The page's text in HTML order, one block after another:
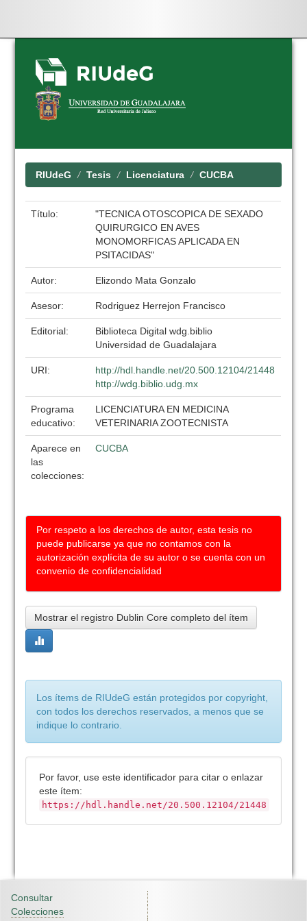
Skip
navigation
RIUdeG Tesis Licenciatura CUCBA
Título:
"TECNICA OTOSCOPICA DE SEXADO
QUIRURGICO EN AVES
MONOMORFICAS APLICADA EN
PSITACIDAS"
Autor: Elizondo Mata Gonzalo
Asesor: Rodriguez Herrejon Francisco
Editorial:
Biblioteca Digital wdg.biblio
Universidad de Guadalajara
URI:
http://hdl.handle.net/20.500.12104/21448
http://wdg.biblio.udg.mx
Programa
educativo:
LICENCIATURA EN MEDICINA
VETERINARIA ZOOTECNISTA
Aparece en
las
colecciones:
CUCBA
Por respeto a los derechos de autor, esta tesis no
puede publicarse ya que no contamos con la
autorización explícita de su autor o se cuenta con un
convenio de confidencialidad
Mostrar el registro Dublin Core completo del ítem
Los ítems de RIUdeG están protegidos por copyright,
con todos los derechos reservados, a menos que se
indique lo contrario.
Por favor, use este identificador para citar o enlazar
este ítem:
https://hdl.handle.net/20.500.12104/21448
Consultar
Colecciones